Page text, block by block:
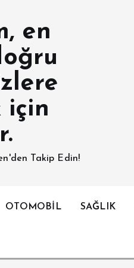
için
Takip Edin!
OTOMOBİL SAĞLIK